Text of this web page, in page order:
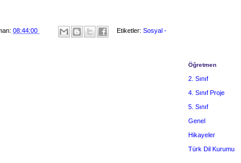
08:44:00 Etiketler: Sosyal -
Öğretmen
2. Sınıf
4. Sınıf Proje
5. Sınıf
Genel
Hikayeler
Türk Dil Kurumu